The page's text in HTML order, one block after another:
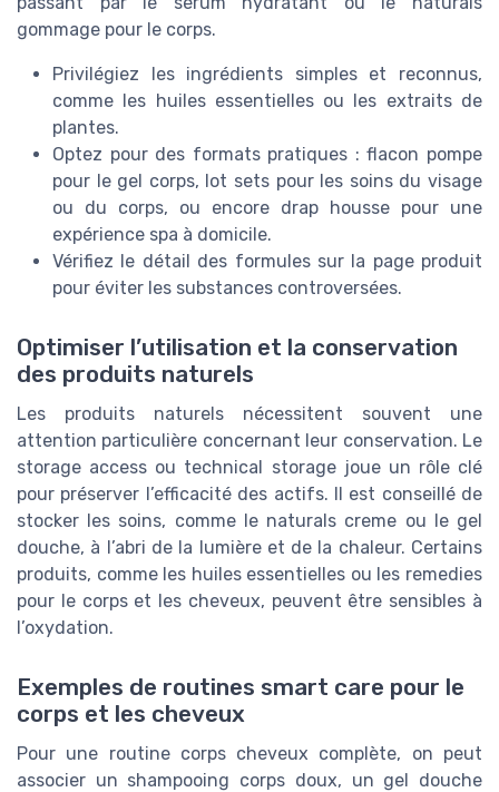
gommage pour le corps.
Privilégiez les ingrédients simples et reconnus,
comme les huiles essentielles ou les extraits de
plantes.
Optez pour des formats pratiques : flacon pompe
pour le gel corps, lot sets pour les soins du visage
ou du corps, ou encore drap housse pour une
expérience spa à domicile.
Vérifiez le détail des formules sur la page produit
pour éviter les substances controversées.
Optimiser l’utilisation et la conservation
des produits naturels
Les produits naturels nécessitent souvent une
attention particulière concernant leur conservation. Le
storage access ou technical storage joue un rôle clé
pour préserver l’efficacité des actifs. Il est conseillé de
stocker les soins, comme le naturals creme ou le gel
douche, à l’abri de la lumière et de la chaleur. Certains
produits, comme les huiles essentielles ou les remedies
pour le corps et les cheveux, peuvent être sensibles à
l’oxydation.
Exemples de routines smart care pour le
corps et les cheveux
Pour une routine corps cheveux complète, on peut
associer un shampooing corps doux, un gel douche